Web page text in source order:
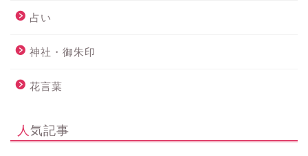
占い
神社・御朱印
花言葉
人気記事